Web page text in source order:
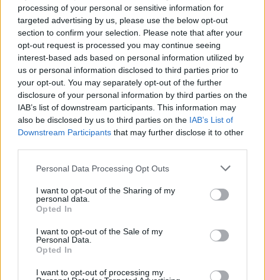
processing of your personal or sensitive information for
targeted advertising by us, please use the below opt-out
section to confirm your selection. Please note that after your
opt-out request is processed you may continue seeing
interest-based ads based on personal information utilized by
us or personal information disclosed to third parties prior to
your opt-out. You may separately opt-out of the further
disclosure of your personal information by third parties on the
IAB’s list of downstream participants. This information may
also be disclosed by us to third parties on the IAB’s List of
Downstream Participants that may further disclose it to other
Personal Data Processing Opt Outs
I want to opt-out of the Sharing of my
personal data.
Opted In
I want to opt-out of the Sale of my
Personal Data.
Opted In
I want to opt-out of processing my
posto per chi mette in fila ciò che altri hanno
già scritto, firmato e pubblicato.